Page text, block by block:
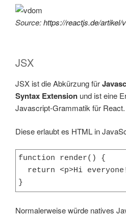
Source:https://reactjs.de/artikel/
JSX
JSX ist die Abkürzung für
Syntax Extension und ist eine
Javascript-Grammatik für React.
Diese erlaubt es HTML in
function render() {
}
Normalerweise würde natives